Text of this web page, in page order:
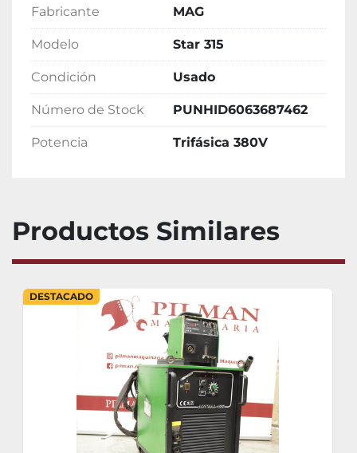
Fabricante MAG
Modelo Star 315
Condición Usado
Número de Stock PUNHID6063687462
Potencia Trifásica 380V
Productos Similares
DESTACADO